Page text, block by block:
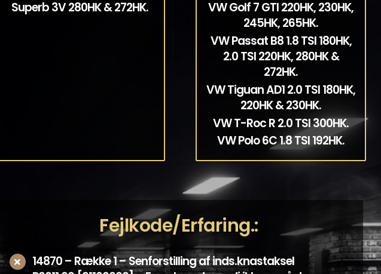
Superb 3V 280HK & 272HK.
VW Golf 7 GTI 220HK, 230HK,
245HK, 265HK.
VW Passat B8 1.8 TSI 180HK,
2.0 TSI 220HK, 280HK &
272HK.
VW Tiguan AD1 2.0 TSI 180HK,
220HK & 230HK.
VW T-Roc R 2.0 TSI 300HK.
VW Polo 6C 1.8 TSI 192HK.
Fejlkode/Erfaring.:
14870 – Række 1 – Senforstilling af inds.knastaksel